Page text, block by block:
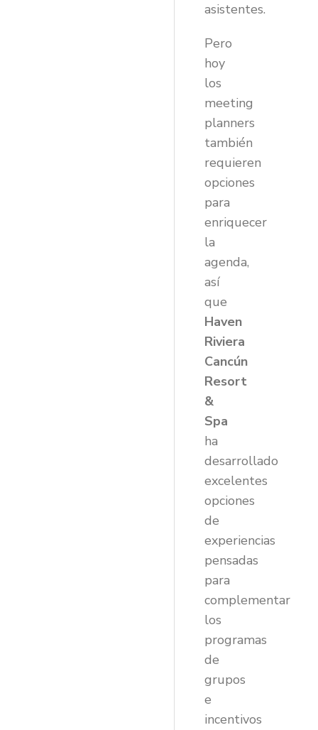
asistentes.
Pero
hoy
los
meeting
planners
también
requieren
opciones
para
enriquecer
la
agenda,
así
que
Haven
Riviera
Cancún
Resort
&
Spa
ha
desarrollado
excelentes
opciones
de
experiencias
pensadas
para
complementar
los
programas
de
grupos
e
incentivos